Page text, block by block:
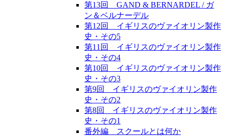
第13回 GAND & BERNARDEL / ガ
ン＆ベルナーデル
第12回 イギリスのヴァイオリン製作
史・その5
第11回 イギリスのヴァイオリン製作
史・その4
第10回 イギリスのヴァイオリン製作
史・その3
第9回 イギリスのヴァイオリン製作
史・その2
第8回 イギリスのヴァイオリン製作
史・その1
番外編 スクールとは何か